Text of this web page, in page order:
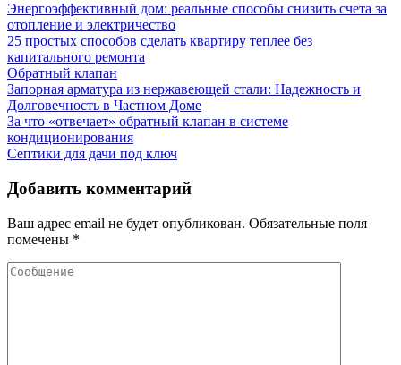
Энергоэффективный дом: реальные способы снизить счета за
отопление и электричество
25 простых способов сделать квартиру теплее без
капитального ремонта
Обратный клапан
Запорная арматура из нержавеющей стали: Надежность и
Долговечность в Частном Доме
За что «отвечает» обратный клапан в системе
кондиционирования
Септики для дачи под ключ
Добавить комментарий
Ваш адрес email не будет опубликован. Обязательные поля
помечены *